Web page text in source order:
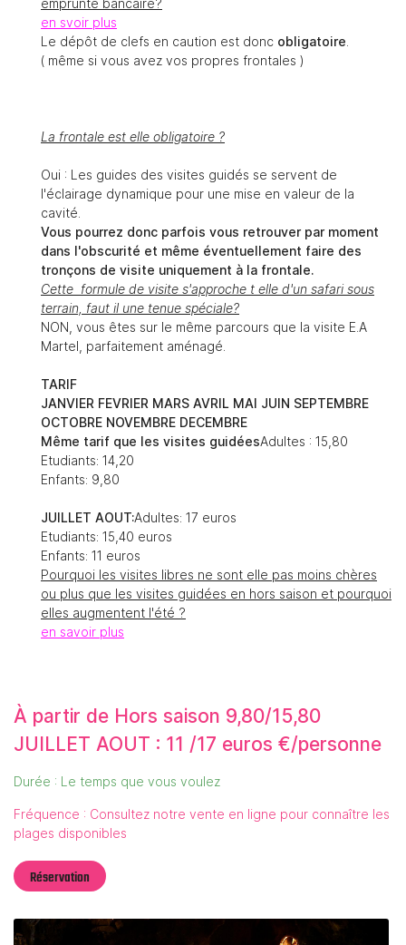
emprunte bancaire?
en svoir plus
Le dépôt de clefs en caution est donc obligatoire
( même si vous avez vos propres frontales )
La frontale est elle obligatoire ?
Oui : Les guides des visites guidés se servent de
l'éclairage dynamique pour une mise en valeur de la
cavité.
Vous pourrez donc parfois vous retrouver par moment
dans l'obscurité et même éventuellement faire des
tronçons de visite uniquement à la frontale.
Cette formule de visite s'approche t elle d'un safari sous
terrain, faut il une tenue spéciale?
NON, vous êtes sur le même parcours que la visite E.A
Martel, parfaitement aménagé.
TARIF
JANVIER FEVRIER MARS AVRIL MAI JUIN SEPTEMBRE
OCTOBRE NOVEMBRE DECEMBRE
Même tarif que les visites guidéesAdultes : 15,80
Etudiants: 14,20
Enfants: 9,80
JUILLET AOUT:Adultes: 17 euros
Etudiants: 15,40 euros
Enfants: 11 euros
Pourquoi les visites libres ne sont elle pas moins chères
ou plus que les visites guidées en hors saison et pourquoi
elles augmentent l'été ?
en savoir plus
À partir de Hors saison 9,80/15,80
JUILLET AOUT : 11 /17 euros €/personne
Durée : Le temps que vous voulez
Fréquence : Consultez notre vente en ligne pour connaître les
plages disponibles
Réservation